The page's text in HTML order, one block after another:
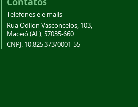
Telefones e e-mails
Rua Odilon Vasconcelos, 103,
Maceió (AL), 57035-660
CNPJ: 10.825.373/0001-55